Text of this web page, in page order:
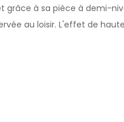
à sa pièce à demi-
au loisir. L'effet de